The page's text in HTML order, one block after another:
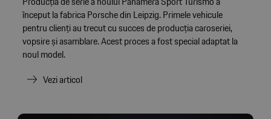
început la fabrica Porsche din Leipzig. Primele vehicule
pentru clienți au trecut cu succes de producția caroseriei,
vopsire și asamblare. Acest proces a fost special adaptat la
noul model.
Vezi articol